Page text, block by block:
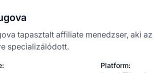
tapasztalt affiliate menedzser, aki az
specializálódott.
Platform: